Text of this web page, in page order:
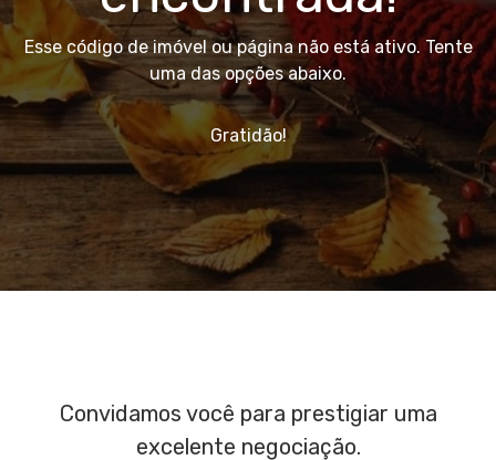
Esse código de imóvel ou página não está ativo. Tente
uma das opções abaixo.
Gratidão!
Convidamos você para prestigiar uma
excelente negociação.